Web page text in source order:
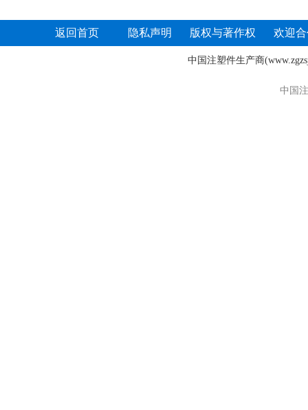
返回首页 隐私声明 版权与著作权 欢迎
中国注塑件生产商
中国